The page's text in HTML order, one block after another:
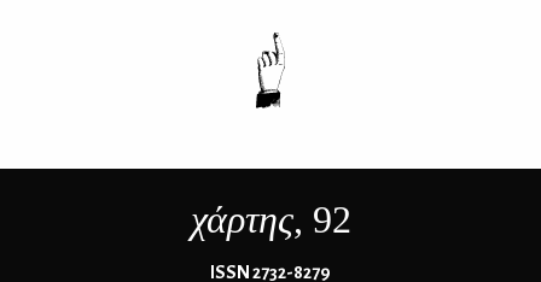
χάρτης, 92
ΙSSN 2732-8279